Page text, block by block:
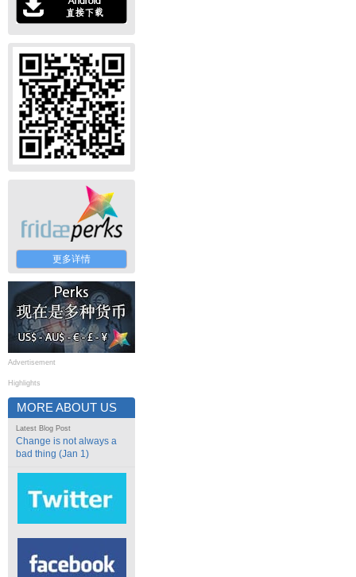
更多详情
Advertisement
Highlights
MORE ABOUT US
Latest Blog Post
Change is not always a
bad thing (Jan 1)